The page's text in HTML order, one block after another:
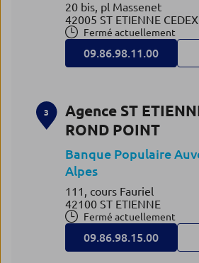
20 bis, pl Massenet
42005 ST ETIENNE CEDEX
Fermé actuellement
09.86.98.11.00
3
Agence ST
ROND POINT
Banque Populaire
Alpes
111, cours Fauriel
42100 ST ETIENNE
Fermé actuellement
09.86.98.15.00